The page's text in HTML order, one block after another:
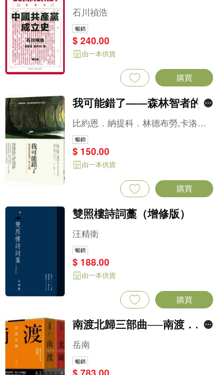
石川禎浩
暢銷
$ 240.00
由一本供貨
購買
我可能錯了——森林智者的最
後一堂人生課
比約恩．納提科．林德布勞,卡洛
琳．班克勒(Caroline Bankler),納維
德．莫迪里(Navid Modiri)
暢銷
$ 150.00
由一本供貨
購買
雙照樓詩詞藳（增修版）
汪精衛
暢銷
$ 188.00
由一本供貨
購買
南渡北歸三部曲──南渡．北
歸．離別（全新校對增訂、珍
貴史料圖片版）
岳南
暢銷